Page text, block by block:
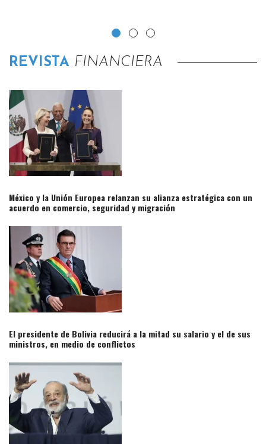
REVISTA FINANCIERA
México y la Unión Europea relanzan su alianza estratégica con un
acuerdo en comercio, seguridad y migración​
El presidente de Bolivia reducirá a la mitad su salario y el de sus
ministros, en medio de conflictos​